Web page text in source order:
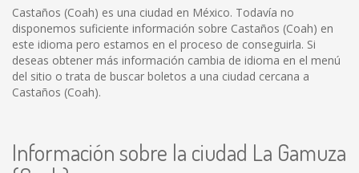
Castaños (Coah) es una ciudad en México. Todavía no
disponemos suficiente información sobre Castaños (Coah) en
este idioma pero estamos en el proceso de conseguirla. Si
deseas obtener más información cambia de idioma en el menú
del sitio o trata de buscar boletos a una ciudad cercana a
Castaños (Coah).
Información sobre la ciudad La Gamuza